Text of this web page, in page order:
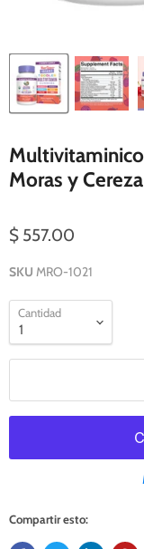
Moras y
$ 557.00
SKU MRO-1021
Cantidad
Compartir esto: